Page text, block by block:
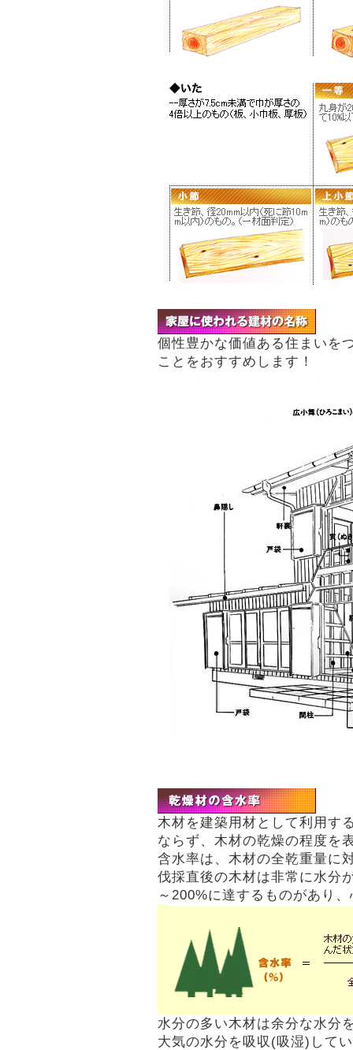
個性豊かな価値ある住まいを
ことをおすすめします！
木材を建築用材として利用す
ならず、木材の乾燥の程度を
含水率は、木材の全乾重量に
伐採直後の木材は非常に水分
～200%に達するものがあり
水分の多い木材は余分な水分
大気の水分を吸収(吸湿)して